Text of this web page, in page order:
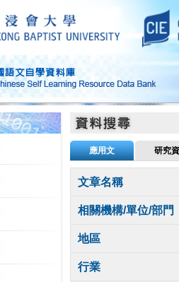
應用文 研究
文章名稱
相關機構/單位/部門
地區
行業